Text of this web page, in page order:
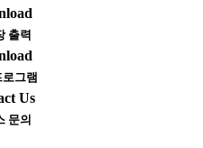
출력
그램
Us
문의